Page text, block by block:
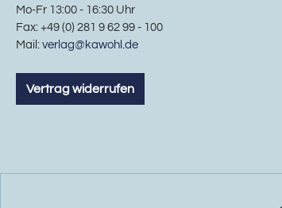
Mo-Fr 13:00 - 16:30 Uhr
Fax: +49 (0) 281 9 62 99 - 100
Mail: verlag@kawohl.de
Vertrag widerrufen